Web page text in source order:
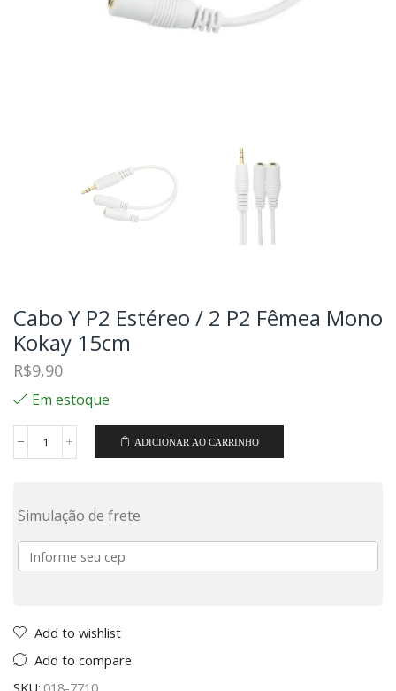
Cabo Y P2 Estéreo / 2 P2 Fêmea Mono
Kokay 15cm
R$9,90
Em estoque
ADICIONAR AO CARRINHO
Simulação de frete
Add to wishlist
Add to compare
SKU: 018-7710